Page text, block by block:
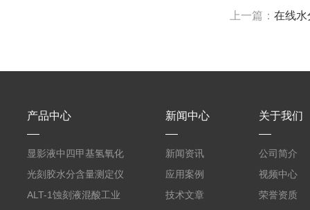
上一篇：在线水
产品中心
显影液中四甲基氢氧化
铵的浓度测定仪
光刻胶水分含量测定仪
AKF-C6
ALT-1蚀刻液混酸工业
新闻中心
新闻资讯
应用案例
技术文章
关于我们
公司简介
视频中心
荣誉资质